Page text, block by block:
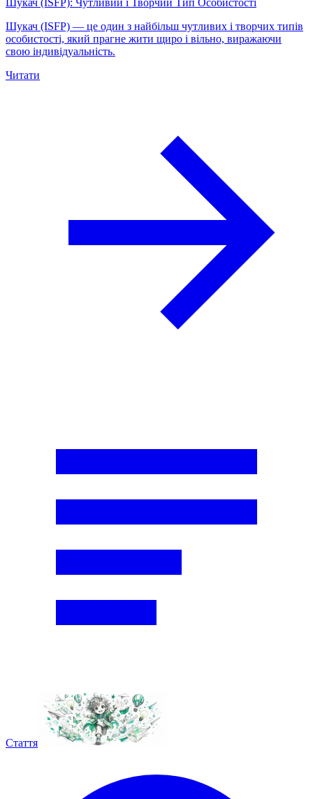
Шукач (ISFP): Чутливий і Творчий Тип Особистості
Шукач (ISFP) — це один з найбільш чутливих і творчих типів
особистості, який прагне жити щиро і вільно, виражаючи
свою індивідуальність.
Читати
Стаття